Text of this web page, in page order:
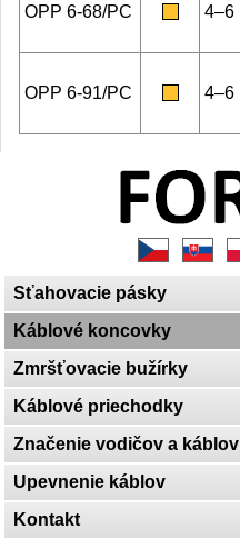
Sťahovacie pásky
Káblové koncovky
Zmršťovacie bužírky
Káblové priechodky
Značenie vodičov a káblov
Upevnenie káblov
Kontakt
OPP 6-68/PC 4–6
OPP 6-91/PC 4–6